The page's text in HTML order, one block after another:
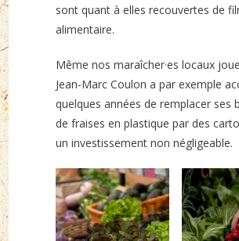
sont quant à elles recouvertes de
alimentaire.
Même nos maraîcher·es locaux
Jean-Marc Coulon a par exemple
quelques années de remplacer ses
de fraises en plastique par des
un investissement non négligeable.